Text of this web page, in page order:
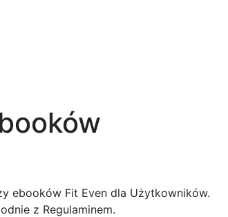
ebooków Fit Even dla Użytkowników.
z Regulaminem.